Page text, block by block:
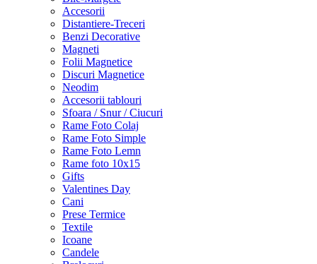
Accesorii
Distantiere-Treceri
Benzi Decorative
Magneti
Folii Magnetice
Discuri Magnetice
Neodim
Accesorii tablouri
Sfoara / Snur / Ciucuri
Rame Foto Colaj
Rame Foto Simple
Rame Foto Lemn
Rame foto 10x15
Gifts
Valentines Day
Cani
Prese Termice
Textile
Icoane
Candele